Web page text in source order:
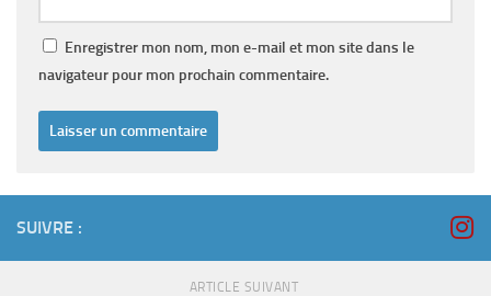
Enregistrer mon nom, mon e-mail et mon site dans le
navigateur pour mon prochain commentaire.
SUIVRE :
ARTICLE SUIVANT